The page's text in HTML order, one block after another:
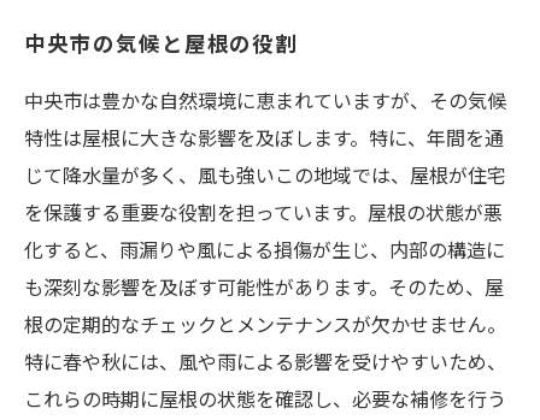
中央市の気候と屋根の役割
中央市は豊かな自然環境に恵まれていますが、その気候
特性は屋根に大きな影響を及ぼします。特に、年間を通
じて降水量が多く、風も強いこの地域では、屋根が住宅
を保護する重要な役割を担っています。屋根の状態が悪
化すると、雨漏りや風による損傷が生じ、内部の構造に
も深刻な影響を及ぼす可能性があります。そのため、屋
根の定期的なチェックとメンテナンスが欠かせません。
特に春や秋には、風や雨による影響を受けやすいため、
これらの時期に屋根の状態を確認し、必要な補修を行う